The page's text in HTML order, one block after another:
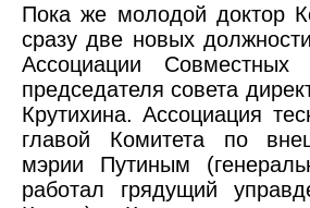
Пока же молодой доктор
сразу две новых
Ассоциации
председателя совета
Крутихина. Ассоциация
главой Комитета по
мэрии Путиным
работал грядущий